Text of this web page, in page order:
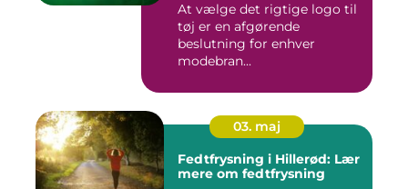
At vælge det rigtige logo til
tøj er en afgørende
beslutning for enhver
modebran...
03. maj
Fedtfrysning i Hillerød: Lær
mere om fedtfrysning